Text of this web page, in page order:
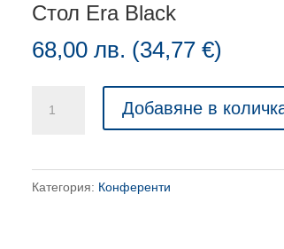
Стол Era Black
68,00лв. (34,77€)
Era
Black
Добавяне в
Категория: Конференти